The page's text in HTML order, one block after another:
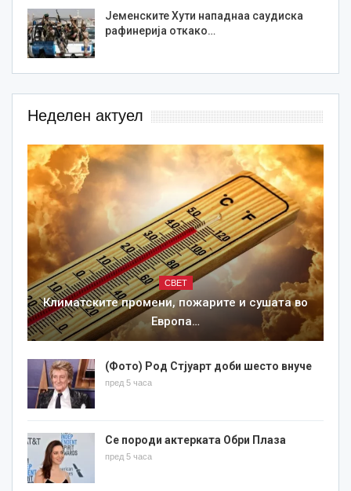
Јеменските Хути нападнаа саудиска
рафинерија откако…
Неделен актуел
СВЕТ
Климатските промени, пожарите и сушата во
Европа…
(Фото) Род Стјуарт доби шесто внуче
пред 5 часа
Се породи актерката Обри Плаза
пред 5 часа